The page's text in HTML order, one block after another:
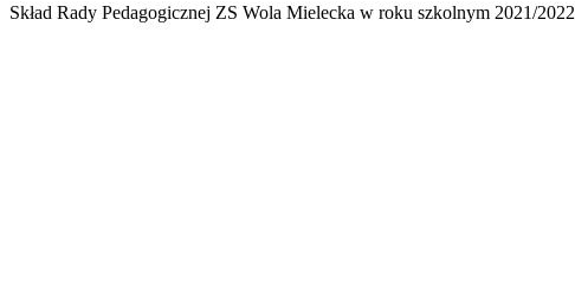
Skład Rady Pedagogicznej ZS Wola Mielecka w roku szkolnym 2021/2022